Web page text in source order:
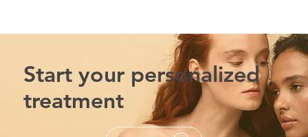
Start your personalized
treatment